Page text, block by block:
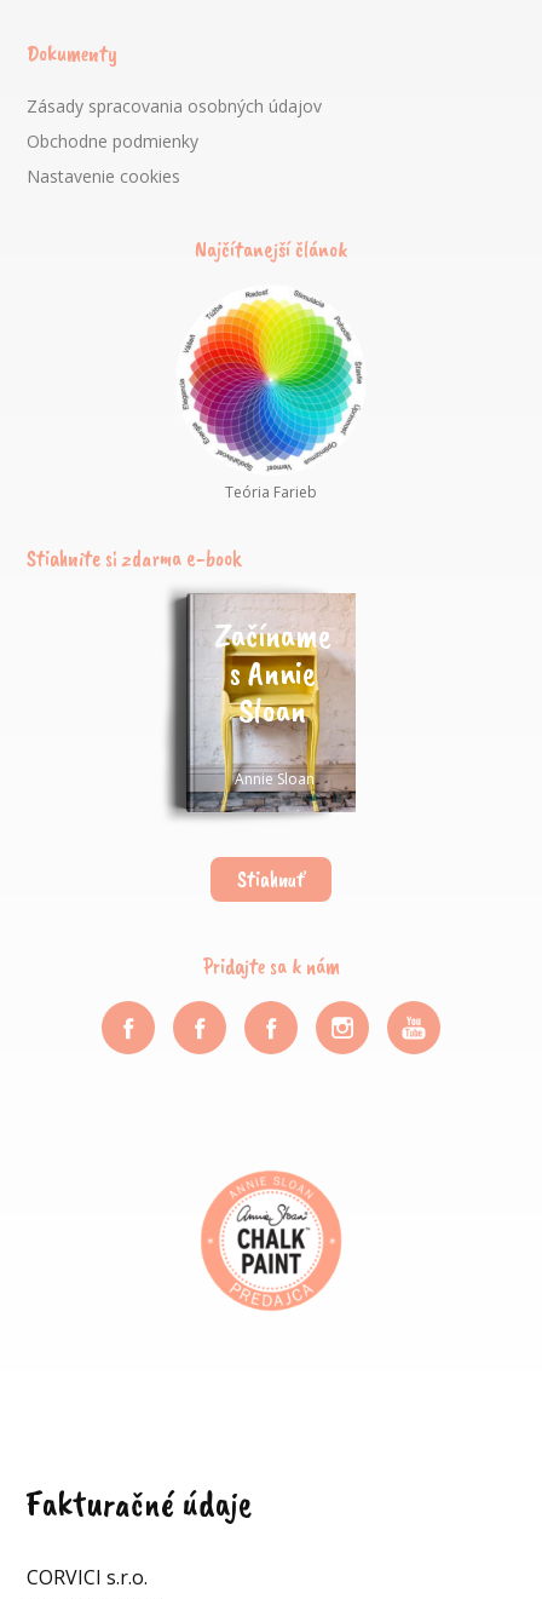
Dokumenty
Zásady spracovania osobných údajov
Obchodne podmienky
Nastavenie cookies
Najčítanejší článok
Teória Farieb
Stiahnite si zdarma e-book
Začíname
s Annie
Sloan
Annie Sloan
Stiahnuť
Pridajte sa k nám
Fakturačné údaje
CORVICI s.r.o.